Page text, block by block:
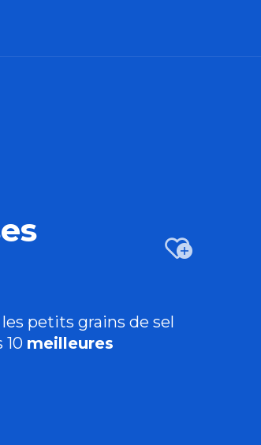
petits grains de sel
10 meilleures